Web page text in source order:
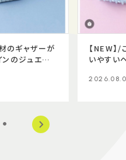
のギャザーが
ンのジュエリ
【NEW】
いやすい